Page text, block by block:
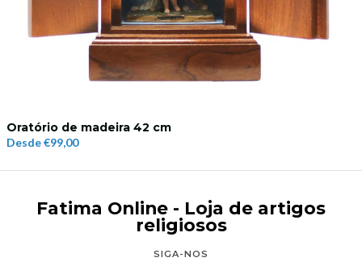
Oratório de madeira 42 cm
Desde€99,00
Fatima Online - Loja de artigos
religiosos
SIGA-NOS